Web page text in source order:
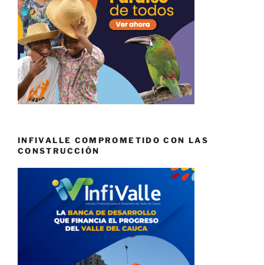
INFIVALLE COMPROMETIDO CON LAS
CONSTRUCCIÓN